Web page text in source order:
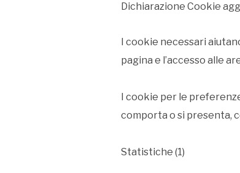
Dichiarazione Cookie
I cookie necessari
pagina e l’accesso alle
I cookie per le
comporta o si presenta,
Statistiche (1)